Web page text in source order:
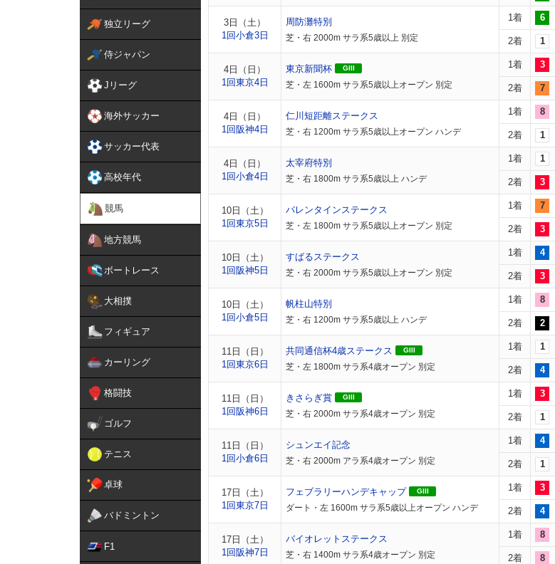
独立リーグ
侍ジャパン
Jリーグ
海外サッカー
サッカー代表
高校年代
競馬
地方競馬
ボートレース
大相撲
フィギュア
カーリング
格闘技
ゴルフ
テニス
卓球
バドミントン
F1
3日（土）
1回小倉3日
周防灘特別
芝・右 2000m サラ系5歳以上 別定
1着 6
2着 1
4日（日）
1回東京4日
東京新聞杯 GIII
芝・左 1600m サラ系5歳以上オープン 別定
1着 3
2着 7
4日（日）
1回阪神4日
仁川短距離ステークス
芝・右 1200m サラ系5歳以上オープン ハンデ
1着 8
2着 1
4日（日）
1回小倉4日
太宰府特別
芝・右 1800m サラ系5歳以上 ハンデ
1着 1
2着 3
10日（土）
1回東京5日
バレンタインステークス
芝・左 1800m サラ系5歳以上オープン 別定
1着 7
2着 3
10日（土）
1回阪神5日
すばるステークス
芝・右 2000m サラ系5歳以上オープン 別定
1着 4
2着 3
10日（土）
1回小倉5日
帆柱山特別
芝・右 1200m サラ系5歳以上 ハンデ
1着 8
2着 2
11日（日）
1回東京6日
共同通信杯4歳ステークス GIII
芝・左 1800m サラ系4歳オープン 別定
1着 1
2着 4
11日（日）
1回阪神6日
きさらぎ賞 GIII
芝・右 2000m サラ系4歳オープン 別定
1着 3
2着 1
11日（日）
1回小倉6日
シュンエイ記念
芝・右 2000m アラ系4歳オープン 別定
1着 4
2着 1
17日（土）
1回東京7日
フェブラリーハンデキャップ GIII
ダート・左 1600m サラ系5歳以上オープン ハンデ
1着 3
2着 4
17日（土）
1回阪神7日
バイオレットステークス
芝・右 1400m サラ系4歳オープン 別定
1着 8
2着 8